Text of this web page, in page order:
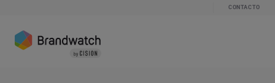
CONTACTO